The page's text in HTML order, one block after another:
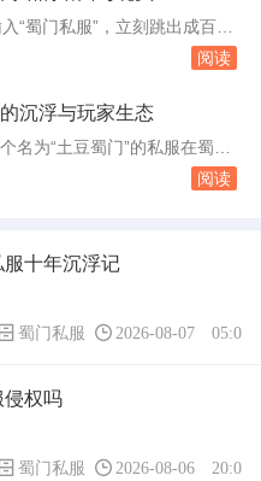
稳定在50毫秒以内。对于一款
说，这个网络条件算得上顺...
“蜀门私服”，立刻跳出成百上
多粗制滥造，却无一例外地用
门私服传奇网站，每天仍在吸
色产业链编织的网。蜀门这款
后达到人气顶峰，官方服务...
阅读
沉浮与玩家生态
名为“土豆蜀门”的私服在蜀门
传开。开服当天，服务器同时
老土豆”，他砸了六万块钱租了
阅读
十年沉浮记
蜀门私服 2026-08-07
侵权吗
蜀门私服 2026-08-06